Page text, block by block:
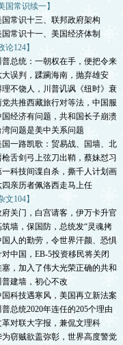
国常识续一】
国常识十三、联邦政府架构
国常识十一、美国经济体制
论124】
普总统：一朝权在手，便把令来
大误判，蹂躏海南，抛弃雄安
理不饶人，川普讥讽《纽时》衰
党共推西藏旅行对等法，中国服
国经济有问题，共和国长子崩溃
湾问题是美中关系问题
国一路凯歌：贸易战、国墙、北
枪舌剑弓上弦刀出鞘，蔡妹怼习
一科技间谍自杀，撕千人计划画
四亲历者佩洛西走马上任
文104】
府关门，白宫请客，伊万卡升官
筑墙，保国防，总统发“灵魂拷
国人的勤劳，令世界汗颜、恐惧
对中国，EB-5投资移民将关闭
塞，加入了伟大光荣正确的共和
普建墙，初心不改
国科技遇寒风，美国再立新法案
普总统2020年连任的205个理由
革对联大字报，兼侃文理科
为窃贼欲盖弥彰，世界高度警觉